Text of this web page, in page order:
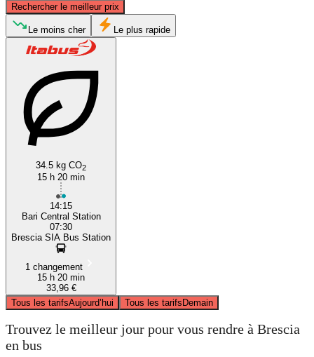
Rechercher le meilleur prix
Brescia
Le moins cher Le plus rapide
34.5 kg CO2
15 h 20 min
14:15
Bari Central Station
07:30
Brescia SIA Bus Station
1 changement
15 h 20 min
33,96 €
Tous les tarifsAujourd’hui Tous les tarifsDemain
Trouvez le meilleur jour pour vous rendre à Brescia
en bus